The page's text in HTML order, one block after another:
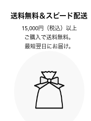
送料無料＆スピード配送
15,000円（税込）以上
ご購入で送料無料。
最短翌日にお届け。